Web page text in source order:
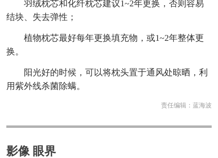
羽绒枕芯和化纤枕芯建议1~2年更换，否则容易
结块、失去弹性；
植物枕芯最好每年更换填充物，或1~2年整体更
换。
阳光好的时候，可以将枕头置于通风处晾晒，利
用紫外线杀菌除螨。
责任编辑： 蓝海波
影像 眼界